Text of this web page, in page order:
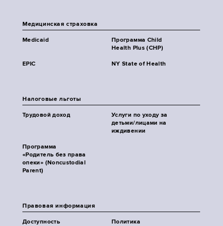
Медицинская страховка
Medicaid
Программа Child
Health Plus (CHP)
EPIC NY State of Health
Налоговые льготы
Трудовой доход
Услуги по уходу за
детьми/лицами на
иждивении
Программа
«Родитель без права
опеки» (Noncustodial
Parent)
Правовая информация
Доступность
Политика